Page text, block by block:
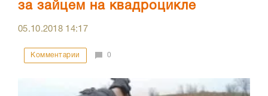
за зайцем на квадроцикле
05.10.2018 14:17
Комментарии 0